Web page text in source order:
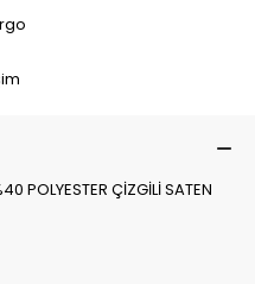
POLYESTER ÇİZGİLİ SATEN